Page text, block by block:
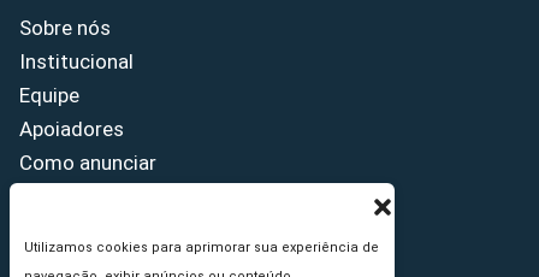
Utilizamos cookies para aprimorar sua experiência de
Sobre nós
Institucional
Equipe
Apoiadores
Como anunciar